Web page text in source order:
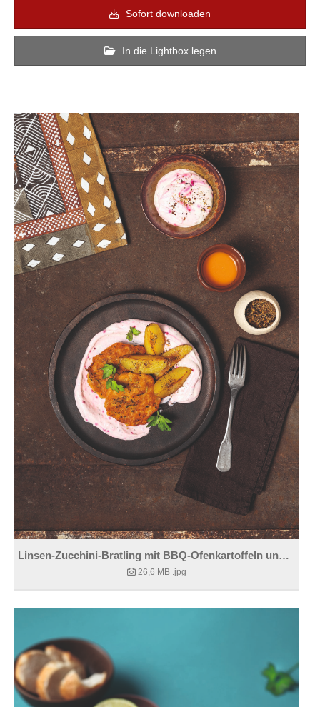
Sofort downloaden
In die Lightbox legen
Linsen-Zucchini-Bratling mit BBQ-Ofenkartoffeln und Safari-Joghurt
26,6 MB .jpg